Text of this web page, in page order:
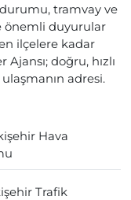
tramvay ve
önemli duyurular
ilçelere kadar
doğru, hızlı
adresi.
Hava
Trafik